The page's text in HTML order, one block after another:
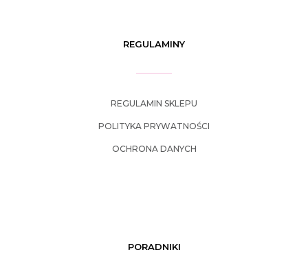
REGULAMINY
REGULAMIN SKLEPU
POLITYKA PRYWATNOŚCI
OCHRONA DANYCH
PORADNIKI